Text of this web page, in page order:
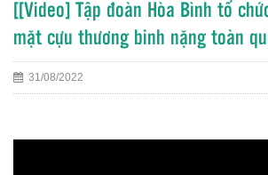
[[Video] Tập đoàn Hòa Bình tổ
mặt cựu thương binh nặng toàn
31/08/2022